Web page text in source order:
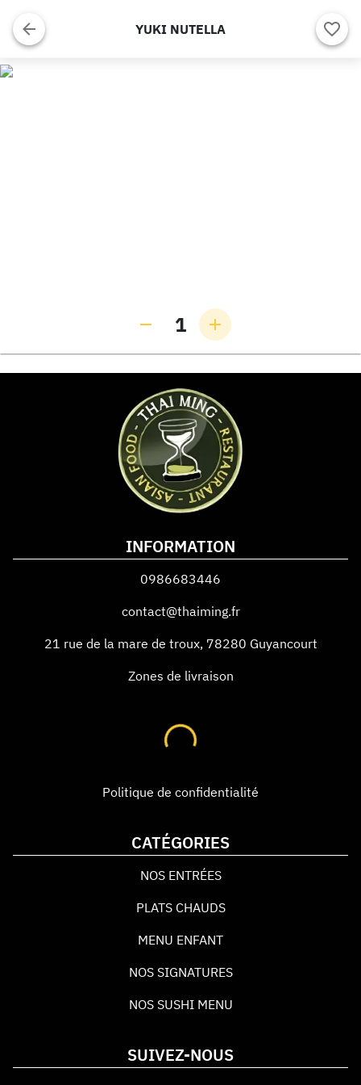
YUKI NUTELLA
1
INFORMATION
0986683446
contact@thaiming.fr
21 rue de la mare de troux, 78280 Guyancourt
Zones de livraison
Politique de confidentialité
CATÉGORIES
NOS ENTRÉES
PLATS CHAUDS
MENU ENFANT
NOS SIGNATURES
NOS SUSHI MENU
SUIVEZ-NOUS